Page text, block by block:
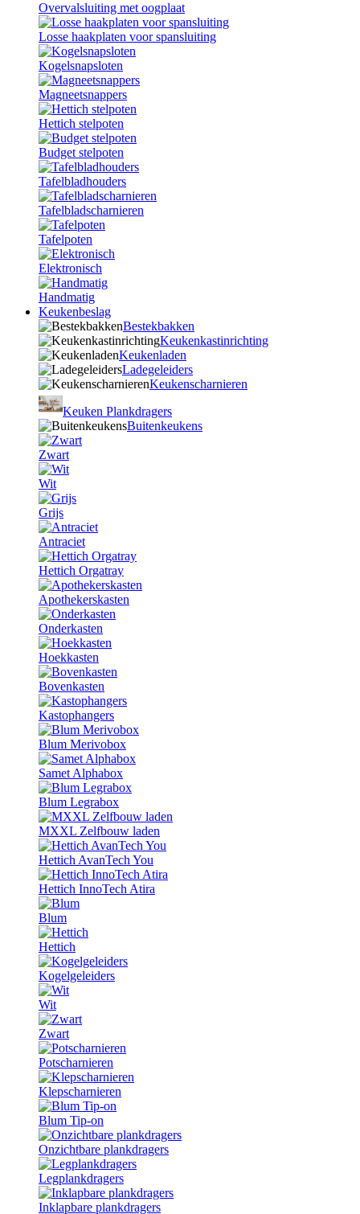
Overvalsluiting met oogplaat
Losse haakplaten voor spansluiting
Kogelsnapsloten
Magneetsnappers
Hettich stelpoten
Budget stelpoten
Tafelbladhouders
Tafelbladscharnieren
Tafelpoten
Elektronisch
Handmatig
Keukenbeslag
Bestekbakken
Keukenkastinrichting
Keukenladen
Ladegeleiders
Keukenscharnieren
Keuken Plankdragers
Buitenkeukens
Zwart
Wit
Grijs
Antraciet
Hettich Orgatray
Apothekerskasten
Onderkasten
Hoekkasten
Bovenkasten
Kastophangers
Blum Merivobox
Samet Alphabox
Blum Legrabox
MXXL Zelfbouw laden
Hettich AvanTech You
Hettich InnoTech Atira
Blum
Hettich
Kogelgeleiders
Wit
Zwart
Potscharnieren
Klepscharnieren
Blum Tip-on
Onzichtbare plankdragers
Legplankdragers
Inklapbare plankdragers